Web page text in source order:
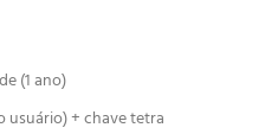
(1 ano)
usuário) + chave tetra